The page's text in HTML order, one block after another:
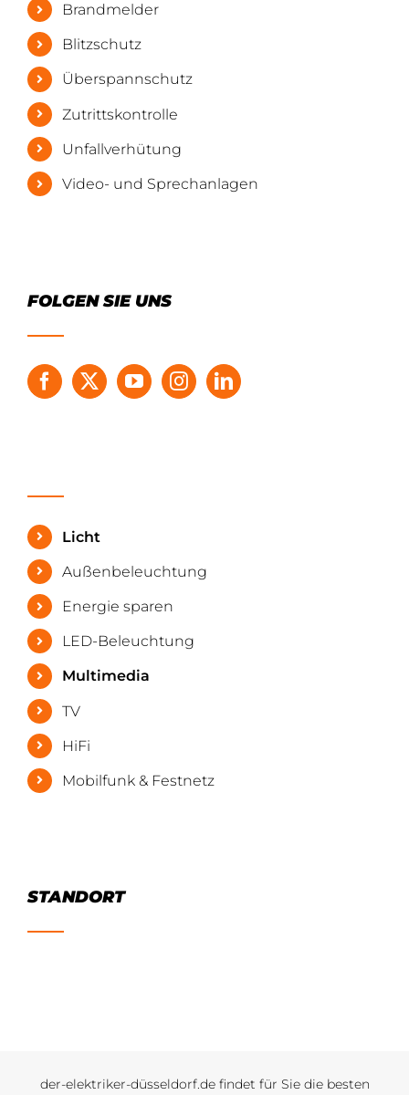
Brandmelder
Blitzschutz
Überspannschutz
Zutrittskontrolle
Unfallverhütung
Video- und Sprechanlagen
FOLGEN SIE UNS
Licht
Außenbeleuchtung
Energie sparen
LED-Beleuchtung
Multimedia
TV
HiFi
Mobilfunk & Festnetz
STANDORT
der-elektriker-düsseldorf.de findet für Sie die besten